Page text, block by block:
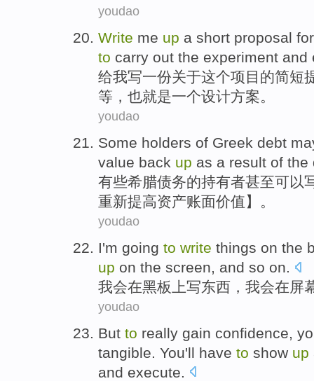
youdao
Write me up a short proposal for
to carry out the experiment and
给我写一份关于这个项目 的简短
等 ， 也就是一个设计方案。
youdao
Some holders of Greek debt
value back up as a result of the
有些希腊债务的持有者甚至可以
重新提高资产账面价值】。
youdao
I'm going to write things on the
up on the screen, and so on.
我会在黑板 上写东西 ，我会在屏
youdao
But to really gain confidence
tangible . You'll have to show up
and execute